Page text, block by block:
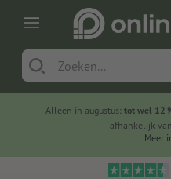
Alleen in augustus: tot wel 12
afhankelijk
Meer